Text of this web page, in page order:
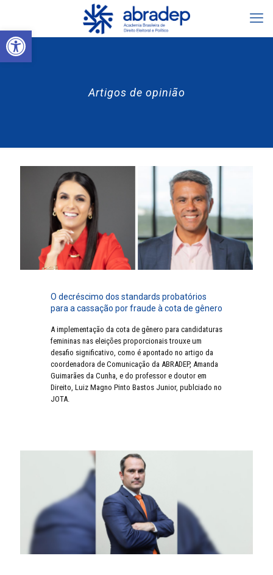
Abrir a barra de ferramentas
Artigos de opinião
O decréscimo dos standards probatórios
para a cassação por fraude à cota de gênero
A implementação da cota de gênero para candidaturas
femininas nas eleições proporcionais trouxe um
desafio significativo, como é apontado no artigo da
coordenadora de Comunicação da ABRADEP, Amanda
Guimarães da Cunha, e do professor e doutor em
Direito, Luiz Magno Pinto Bastos Junior, publciado no
JOTA.